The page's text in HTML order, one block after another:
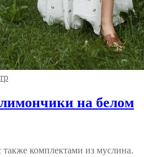
на белом
комплектами из муслина.